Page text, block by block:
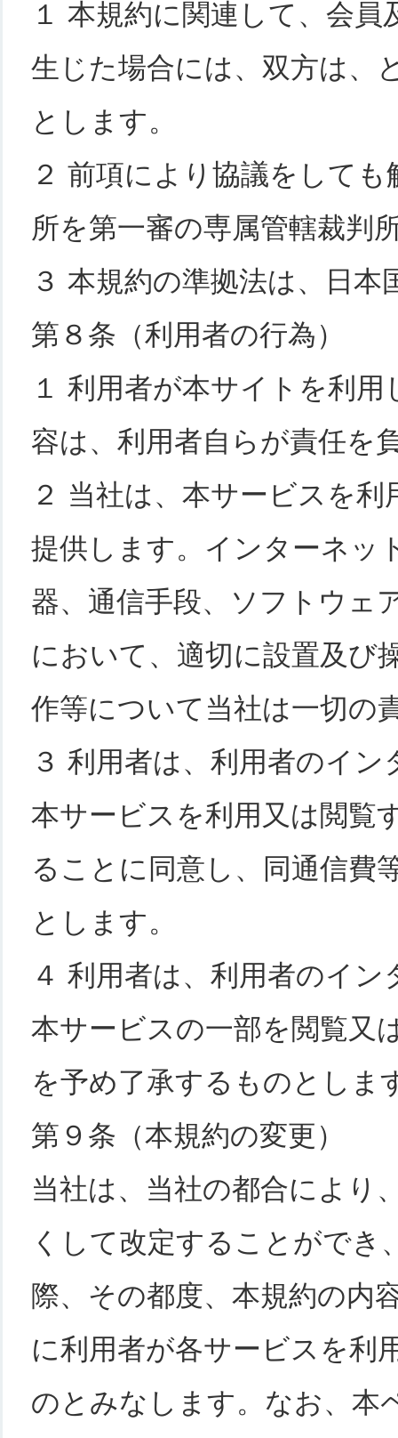
１ 本規約に関連して、会
生じた場合には、双方は、
とします。
２ 前項により協議をして
所を第一審の専属管轄裁判
３ 本規約の準拠法は、日本
第８条（利用者の行為）
１ 利用者が本サイトを利
容は、利用者自らが責任を
２ 当社は、本サービスを
提供します。インターネッ
器、通信手段、ソフトウェ
において、適切に設置及び
作等について当社は一切の
３ 利用者は、利用者のイ
本サービスを利用又は閲覧
ることに同意し、同通信費
とします。
４ 利用者は、利用者のイ
本サービスの一部を閲覧又
を予め了承するものとしま
第９条（本規約の変更）
当社は、当社の都合により
くして改定することができ
際、その都度、本規約の内
に利用者が各サービスを利
のとみなします。なお、本